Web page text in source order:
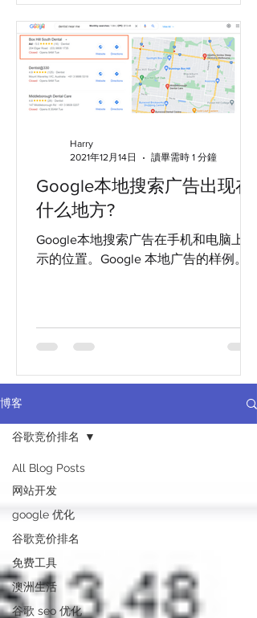
Google本地搜索广告出现在
什么地方?
Google本地搜索广告在手机和电脑上展
示的位置。Google 本地广告的样例。
Harry
2021年12月14日
讀畢需時 1 分鐘
博客
All Blog Posts
网站开发
google 优化
谷歌竞价排名
免费工具
澳洲生活
谷歌 seo 优化
谷歌竞价排名